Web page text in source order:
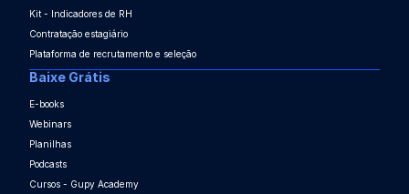
Kit - Indicadores de RH
Contratação estagiário
Plataforma de recrutamento e seleção
Baixe Grátis
E-books
Webinars
Planilhas
Podcasts
Cursos - Gupy Academy